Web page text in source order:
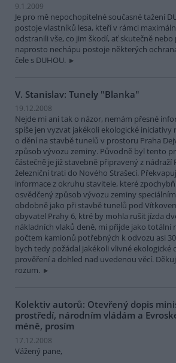
9.1.2009
Je pro mě nepochopitelné současné tažení
postoje vlastníků lesa, kteří v rámci
odstranili vše, co jim škodí, ať skutečně nebo
naprosto nechápu postoje některých
čele s DUHOU.
V. Stanislav: Tunely "Blanka"
19.12.2008
Nejde mi ani tak o názor, nemám přesné
spíše jen vyzvat jakékoli ekologické iniciativy
o dění na stavbě tunelů v prostoru Praha
způsob vývozu zeminy. Původně byl tento
částečně je již stavebně připravený z nádraží
železniční trati do Nového Strašecí.
informace z okruhu stavitele, které
osvědčený způsob vývozu zeminy
obdobně jako při stavbě tunelů pod
obyvatel Prahy 6, ktré by mohla rušit jízda
nákladních vlaků deně, mi přijde jako totální
počtem kamionů potřebných k odvozu asi
bych tedy požádal jakékoli vlivné ekologické
prověření a dohled nad uvedenou věcí.
rozum.
Kolektiv autorů: Otevřený dopis
prostředí, národním vládám a
méně, prosím
17.12.2008
Vážený pane,